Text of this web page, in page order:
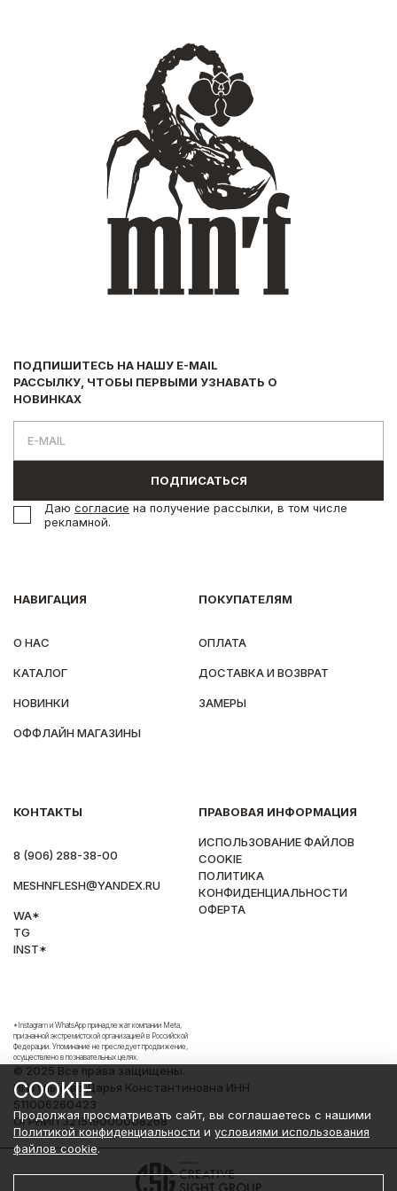
НАВИГАЦИЯ
О НАС
КАТАЛОГ
НОВИНКИ
ОФФЛАЙН МАГАЗИНЫ
ПОКУПАТЕЛЯМ
ОПЛАТА
ДОСТАВКА И ВОЗВРАТ
ЗАМЕРЫ
КОНТАКТЫ
8 (906) 288-38-00
MESHNFLESH@YANDEX.RU
WA*
TG
INST*
ПРАВОВАЯ ИНФОРМАЦИЯ
ИСПОЛЬЗОВАНИЕ ФАЙЛОВ
COOKIE
ПОЛИТИКА
КОНФИДЕНЦИАЛЬНОСТИ
ОФЕРТА
ПОДПИШИТЕСЬ НА НАШУ E-MAIL
РАССЫЛКУ, ЧТОБЫ ПЕРВЫМИ УЗНАВАТЬ О
НОВИНКАХ
ПОДПИСАТЬСЯ
Даю согласие на получение рассылки, в том числе
рекламной.
© 2025 Все права защищены.
ИП Гульнева Дарья Константиновна ИНН
511006260423
ОГРНИП 321519000008268
*Instagram и WhatsApp принадлежат компании Meta,
признанной экстремистской организацией в Российской
Федерации. Упоминание не преследует продвижение,
осуществлено в познавательных целях.
COOKIE
Продолжая просматривать сайт, вы соглашаетесь с нашими
Политикой конфиденциальности и условиями использования
файлов cookie.